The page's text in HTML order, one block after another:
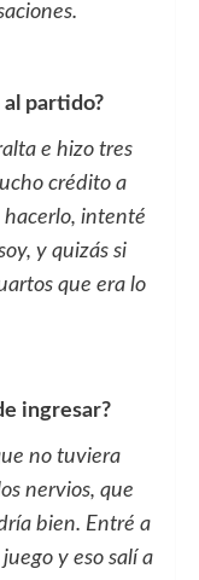
al partido?
e hizo tres
crédito a
hacerlo, intenté
y quizás si
que era lo
ingresar?
no tuviera
nervios, que
bien. Entré a
y eso salí a